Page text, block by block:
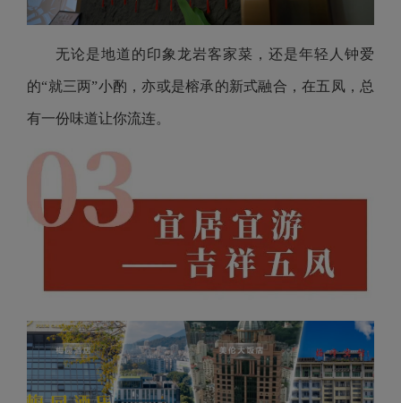
无论是地道的印象龙岩客家菜，还是年轻人钟爱
的“就三两”小酌，亦或是榕承的新式融合，在五凤，总
有一份味道让你流连。